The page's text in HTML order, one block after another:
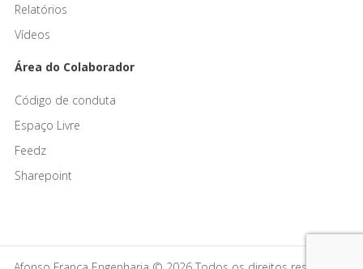
Relatórios
Vídeos
Área do Colaborador
Código de conduta
Espaço Livre
Feedz
Sharepoint